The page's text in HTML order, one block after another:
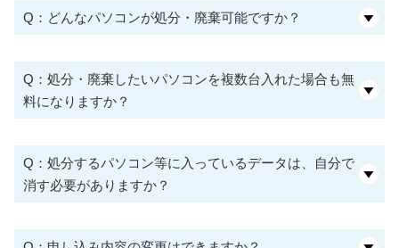
Q：どんなパソコンが処分・廃棄可能ですか？
Q：処分・廃棄したいパソコンを複数台入れた場合も無
料になりますか？
Q：処分するパソコン等に入っているデータは、自分で
消す必要がありますか？